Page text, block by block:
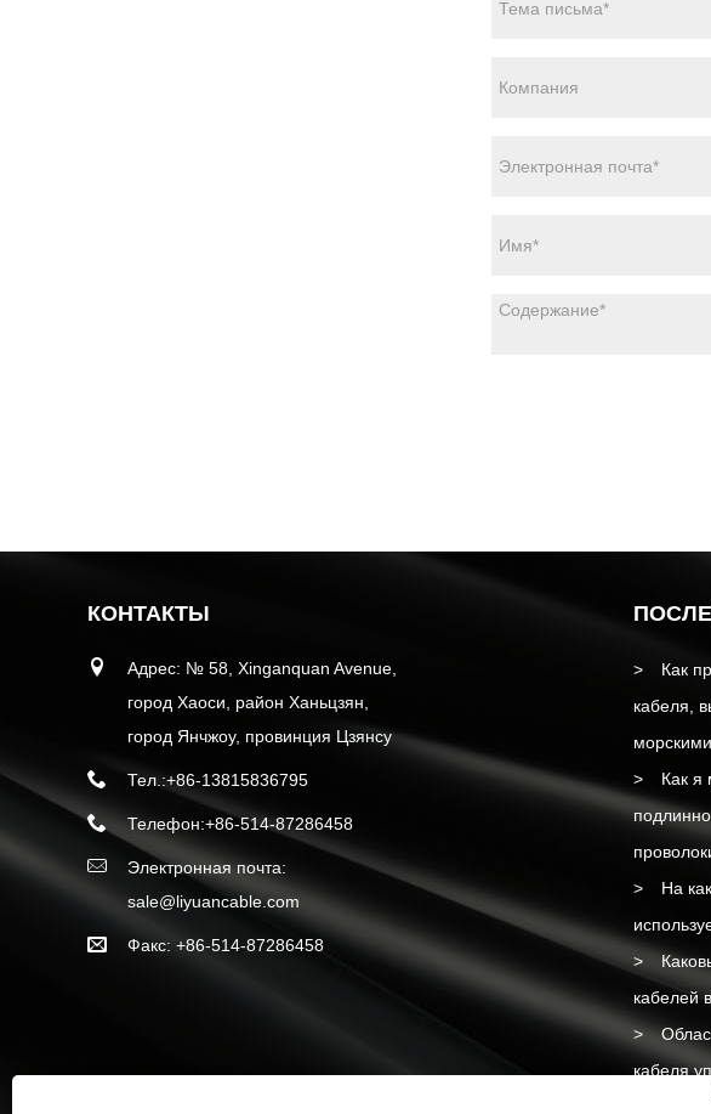
КОНТАКТЫ
Адрес: № 58, Xinganquan Avenue,
город Хаоси, район Ханьцзян,
город Янчжоу, провинция Цзянсу
Тел.:+86-13815836795
Телефон:+86-514-87286458
Электронная почта:
sale@liyuancable.com
Факс: +86-514-87286458
Как
кабеля,
Как я
На
кабелей
кабеля